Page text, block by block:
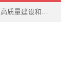
习近平在河北雄安新区考察并主持召开深入推进雄安新区高质量建设和发展座谈会